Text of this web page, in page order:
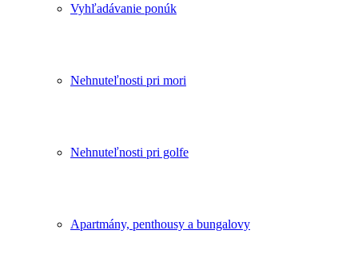
Vyhľadávanie ponúk
Nehnuteľnosti pri mori
Nehnuteľnosti pri golfe
Apartmány, penthousy a bungalovy